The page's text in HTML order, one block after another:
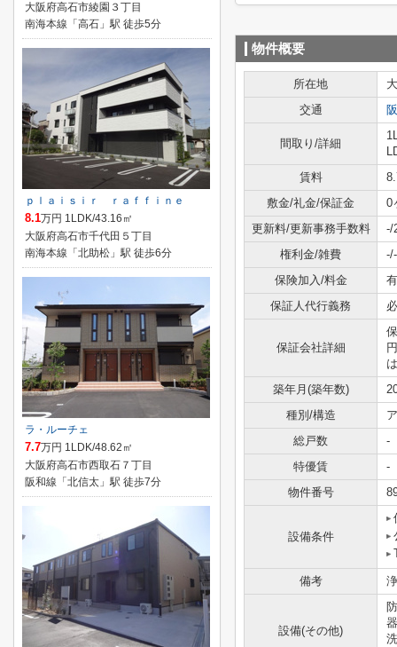
物件概要
所在地
交通
間取り/詳細
賃料
敷金/礼金/保証金
0
更新料/更新事務手数料
-/
権利金/雑費
-/-
保険加入/料金
保証人代行義務
保証会社詳細
築年月(築年数)
種別/構造
総戸数
-
特優賃
-
物件番号
設備条件
備考
設備(その他)
大阪府高石市綾園３丁目
南海本線「高石」駅 徒歩5分
ｐｌａｉｓｉｒ ｒａｆｆｉｎｅ
8.1万円 1LDK/43.16㎡
大阪府高石市千代田５丁目
南海本線「北助松」駅 徒歩6分
ラ・ルーチェ
7.7万円 1LDK/48.62㎡
大阪府高石市西取石７丁目
阪和線「北信太」駅 徒歩7分